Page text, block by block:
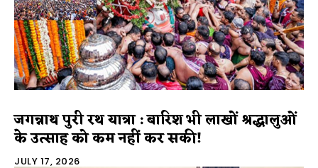
जगन्नाथ पुरी रथ यात्रा : बारिश भी लाखों श्रद्धालुओं
के उत्साह को कम नहीं कर सकी!
JULY 17, 2026